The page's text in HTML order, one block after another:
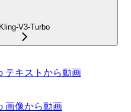
Kling-V3-Turbo
テキストから動画
画像から動画